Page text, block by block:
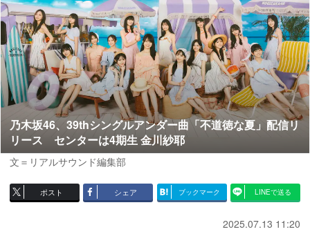
乃木坂46、39thシングルアンダー曲「不道徳な夏」配信リ
リース センターは4期生 金川紗耶
文＝リアルサウンド編集部
ポスト シェア ブックマーク LINEで送る
2025.07.13 11:20